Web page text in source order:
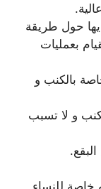
حول طريقة
بعمليات
بالكنب و
و لا تسبب